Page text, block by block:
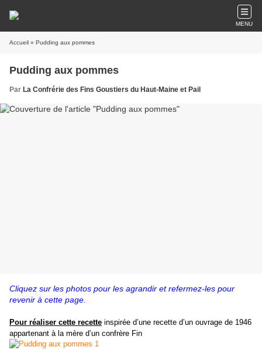
MENU
Accueil » Pudding aux pommes
Pudding aux pommes
Par La Confrérie des Fins Goustiers du Haut-Maine et Pail
Cliquez sur les photos pour les agrandir et refermez-les pour
revenir à cette page.
Pour réaliser cette recette inspirée d’une recette d’un ouvrage de 1946
appartenant à la mère d’un confrère Fin